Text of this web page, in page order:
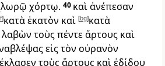
χόρτῳ. 40 καὶ ἀνέπεσαν
]κατὰ ἑκατὸν καὶ [bg]κατὰ
λαβὼν τοὺς πέντε ἄρτους καὶ
εἰς τὸν οὐρανὸν
τοὺς ἄρτους καὶ ἐδίδου